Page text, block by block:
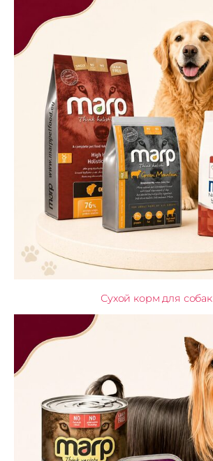
Сухой корм для собак